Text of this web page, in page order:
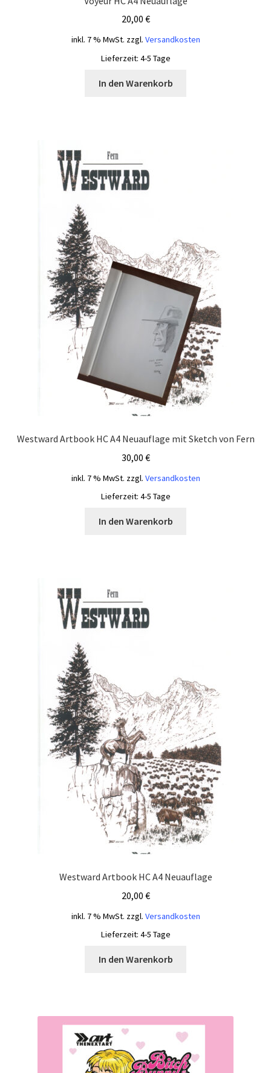
20,00 €
inkl. 7 % MwSt. zzgl. Versandkosten
Lieferzeit: 4-5 Tage
In den Warenkorb
Westward Artbook HC A4 Neuauflage mit Sketch von Fern
30,00 €
inkl. 7 % MwSt. zzgl. Versandkosten
Lieferzeit: 4-5 Tage
In den Warenkorb
Westward Artbook HC A4 Neuauflage
20,00 €
inkl. 7 % MwSt. zzgl. Versandkosten
Lieferzeit: 4-5 Tage
In den Warenkorb